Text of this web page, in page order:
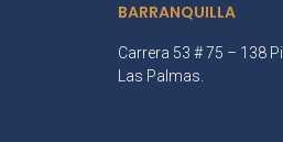
BARRANQUILLA
Carrera 53 # 75 – 138
Las Palmas.